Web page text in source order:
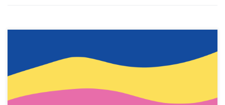
Clap’Arts enrichit son ADN d’un nouvel élément : la
Transition Conscient(e)s que l’Art peut changer le
stratégique. Nous intégrons à notre mission la
Transition écologique et solidaire. Oui, en 2024,